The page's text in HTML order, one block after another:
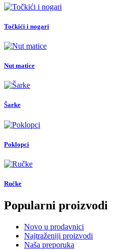
Točkići i nogari
Nut matice
Šarke
Poklopci
Ručke
Popularni proizvodi
Novo u prodavnici
Najtraženiji proizvodi
Naša preporuka